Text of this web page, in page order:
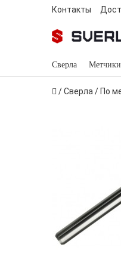
Контакты
Сверла Метчики
/Сверла / По